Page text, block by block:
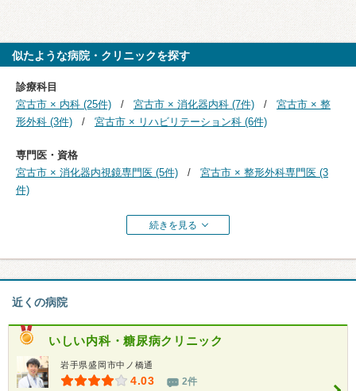
似たような病院・クリニックを探す
診療科目
宮古市 × 内科 (25件)
宮古市 × 消化器内科 (7件)
宮古市 × 整
形外科 (3件)
宮古市 × リハビリテーション科 (6件)
専門医・資格
宮古市 × 消化器内視鏡専門医 (5件)
宮古市 × 整形外科専門医 (3
件)
続きを見る
近くの病院
いしい内科・糖尿病クリニック
岩手県盛岡市中ノ橋通
4.03 2件